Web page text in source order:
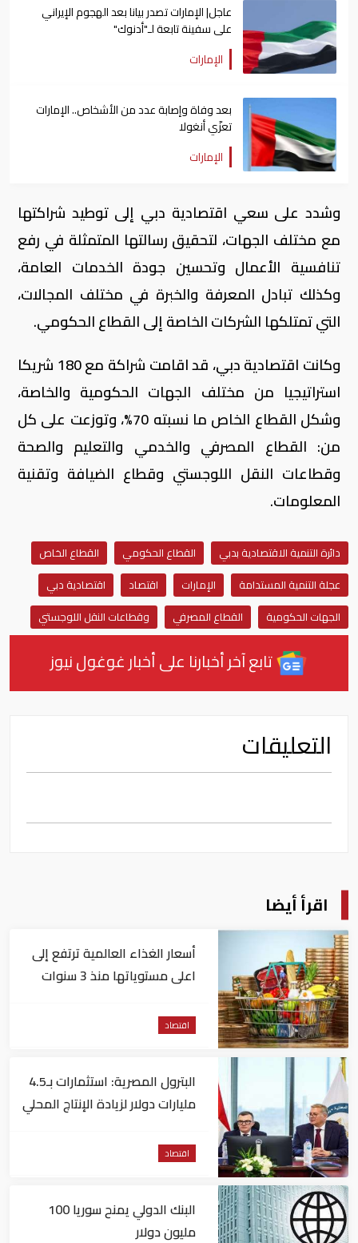
عاجل| الإمارات تصدر بيانا بعد الهجوم الإيراني
على سفينة تابعة لـ"أدنوك"
الإمارات
بعد وفاة وإصابة عدد من الأشخاص.. الإمارات
تعزّي أنغولا
الإمارات
وشدد على سعي اقتصادية دبي إلى توطيد شراكتها
مع مختلف الجهات، لتحقيق رسالتها المتمثلة في رفع
تنافسية الأعمال وتحسين جودة الخدمات العامة،
وكذلك تبادل المعرفة والخبرة في مختلف المجالات،
التي تمتلكها الشركات الخاصة إلى القطاع الحكومي.
وكانت اقتصادية دبي، قد اقامت شراكة مع 180 شريكا
استراتيجيا من مختلف الجهات الحكومية والخاصة،
وشكل القطاع الخاص ما نسبته 70%، وتوزعت على كل
من: القطاع المصرفي والخدمي والتعليم والصحة
وقطاعات النقل اللوجستي وقطاع الضيافة وتقنية
المعلومات.
دائرة التنمية الاقتصادية بدبي القطاع الحكومي
القطاع الخاص
عجلة التنمية المستدامة
الإمارات اقتصاد
اقتصادية دبي
الجهات الحكومية
القطاع المصرفي وقطاعات النقل اللوجستي
تابع آخر أخبارنا على أخبار غوغول نيوز
التعليقات
اقرأ أيضا
أسعار الغذاء العالمية ترتفع إلى
اعلى مستوياتها منذ 3 سنوات
اقتصاد
البترول المصرية: استثمارات بـ4.5
مليارات دولار لزيادة الإنتاج المحلي
اقتصاد
البنك الدولي يمنح سوريا 100
مليون دولار